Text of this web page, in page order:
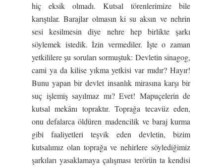
hiç eksik olmadı. Kutsal törenlerimize bile
karıştılar. Barajlar olmasın ki su aksın ve nehrin
sesi kesilmesin diye nehre hep birlikte şarkı
söylemek istedik. İzin vermediler. İşte o zaman
yetkililere şu soruları sormuştuk: Devletin sinagog,
cami ya da kilise yıkma yetkisi var mıdır? Hayır!
Bunu yapan bir devlet insanlık mirasına karşı bir
suç işlemiş sayılmaz mı? Evet! Mapuçelerin de
kutsal mekânı topraktır. Toprağa tecavüz eden,
onu defalarca öldüren madencilik ve baraj kurma
gibi faaliyetleri teşvik eden devletin, bizim
kutsalımız olan toprağa ve nehirlere söylediğimiz
şarkıları yasaklamaya çalışması terörün ta kendisi